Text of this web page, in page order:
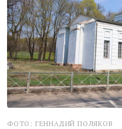
ФОТО: ГЕННАДИЙ ПОЛЯКОВ